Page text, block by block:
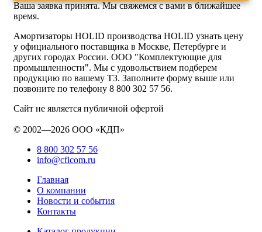
Ваша заявка принята. Мы свяжемся с вами в ближайшее
время.
Амортизаторы HOLID производства HOLID узнать цену
у официального поставщика в Москве, Петербурге и
других городах России. ООО "Комплектующие для
промышленности". Мы с удовольствием подберем
продукцию по вашему ТЗ. Заполните форму выше или
позвоните по телефону 8 800 302 57 56.
Сайт не является публичной офертой
© 2002—2026 ООО «КДП»
8 800 302 57 56
info@cficom.ru
Главная
О компании
Новости и события
Контакты